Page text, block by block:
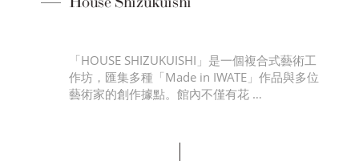
「HOUSE SHIZUKUISHI」是一個複合式藝術工
作坊，匯集多種「Made in IWATE」作品與多位
藝術家的創作據點。館內不僅有花 …